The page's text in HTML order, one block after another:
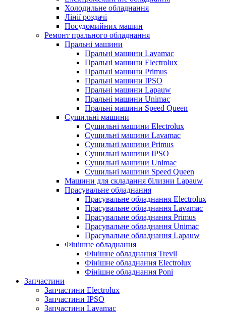
Холодильне обладнання
Лінії роздачі
Посудомийних машин
Ремонт прального обладнання
Пральні машини
Пральні машини Lavamac
Пральні машини Electrolux
Пральні машини Primus
Пральні машини IPSO
Пральні машини Lapauw
Пральні машини Unimac
Пральні машини Speed Queen
Сушильні машини
Сушильні машини Electrolux
Сушильні машини Lavamac
Сушильні машини Primus
Сушильні машини IPSO
Сушильні машини Unimac
Сушильні машини Speed Queen
Машини для складання білизни Lapauw
Прасувальне обладнання
Прасувальне обладнання Electrolux
Прасувальне обладнання Lavamac
Прасувальне обладнання Primus
Прасувальне обладнання Unimac
Прасувальне обладнання Lapauw
Фінішне обладнання
Фінішне обладнання Trevil
Фінішне обладнання Electrolux
Фінішне обладнання Poni
Запчастини
Запчастини Electrolux
Запчастини IPSO
Запчастини Lavamac